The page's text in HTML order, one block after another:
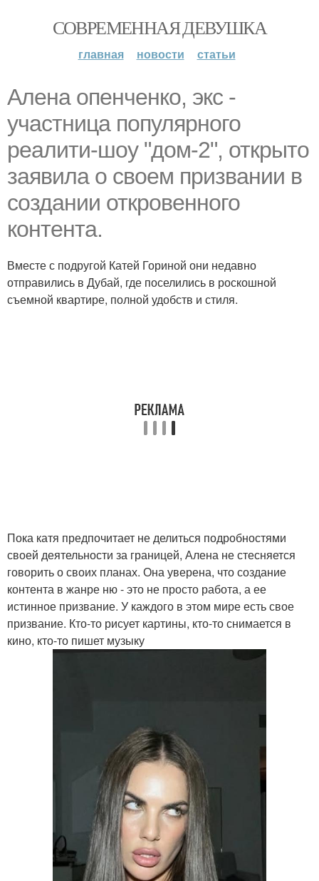
СОВРЕМЕННАЯ ДЕВУШКА
главная новости статьи
Алена опенченко, экс -
участница популярного
реалити-шоу "дом-2", открыто
заявила о своем призвании в
создании откровенного
контента.
Вместе с подругой Катей Гориной они недавно
отправились в Дубай, где поселились в роскошной
съемной квартире, полной удобств и стиля.
Пока катя предпочитает не делиться подробностями
своей деятельности за границей, Алена не стесняется
говорить о своих планах. Она уверена, что создание
контента в жанре ню - это не просто работа, а ее
истинное призвание. У каждого в этом мире есть свое
призвание. Кто-то рисует картины, кто-то снимается в
кино, кто-то пишет музыку